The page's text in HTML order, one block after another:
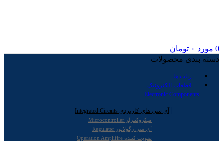
0 مورد ۰ تومان
دسته بندی محصولات
ربات ها
قطعات الکترونیک
Electronic Components
آی سی های کاربردی Integrated Circuits
میکروکنترلر Microcontroller
آی سی رگولاتور Regulator
تقویت کننده Operation Amplifire